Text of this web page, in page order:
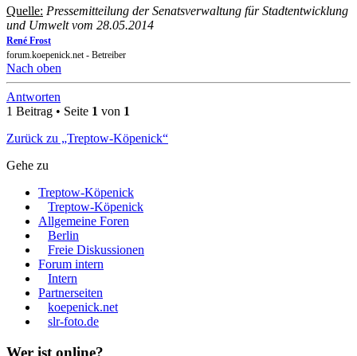
Quelle: Pressemitteilung der Senatsverwaltung für Stadtentwicklung
und Umwelt vom 28.05.2014
René Frost
forum.koepenick.net - Betreiber
Nach oben
Antworten
1 Beitrag • Seite 1 von 1
Zurück zu „Treptow-Köpenick“
Gehe zu
Treptow-Köpenick
Treptow-Köpenick
Allgemeine Foren
Berlin
Freie Diskussionen
Forum intern
Intern
Partnerseiten
koepenick.net
slr-foto.de
Wer ist online?